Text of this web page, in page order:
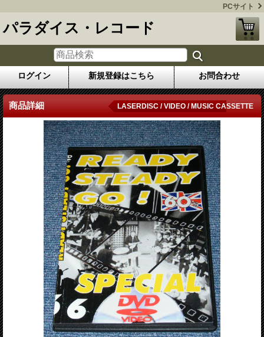
PCサイト
パラダイス・レコード
ログイン 新規登録はこちら お問合わせ
商品詳細 LASERDISC / VIDEO / MUSIC CASSETTE